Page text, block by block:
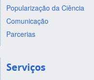
Popularização da Ciência
Comunicação
Parcerias
Serviços